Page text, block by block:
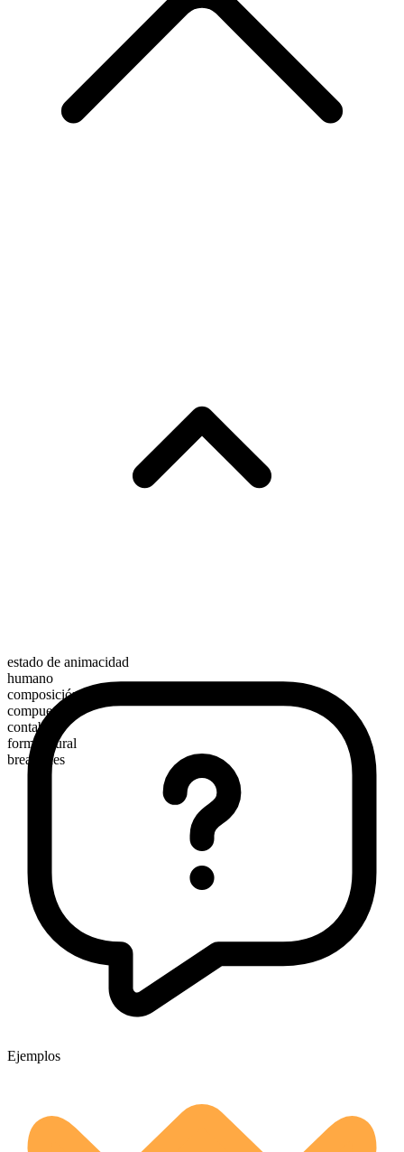
estado de animacidad
humano
composición morfológica
compuesto
contable
forma plural
breadlines
Ejemplos